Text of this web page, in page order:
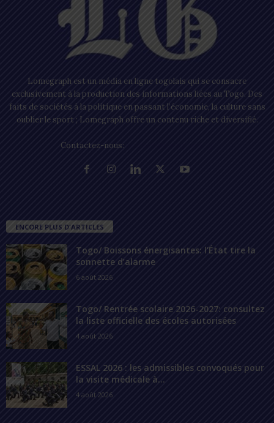
Lomegraph est un média en ligne togolais qui se consacre
exclusivement à la production des informations liées au Togo. Des
faits de sociétés à la politique en passant l’économie, la culture sans
oublier le sport ; Lomegraph offre un contenu riche et diversifié.
Contactez-nous:
ENCORE PLUS D'ARTICLES
Togo/ Boissons énergisantes: l’État tire la
sonnette d’alarme
6 août 2026
Togo/ Rentrée scolaire 2026-2027: consultez
la liste officielle des écoles autorisées
4 août 2026
ESSAL 2026 : les admissibles convoqués pour
la visite médicale à...
4 août 2026